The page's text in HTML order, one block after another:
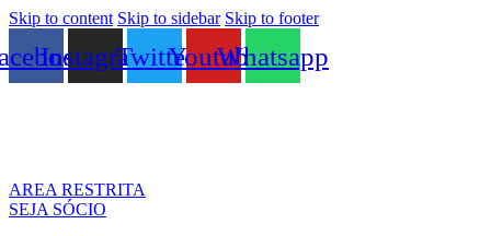
Skip to content Skip to sidebar Skip to footer
InstagramTwitterYoutubeWhatsapp
AREA RESTRITA
SEJA SÓCIO